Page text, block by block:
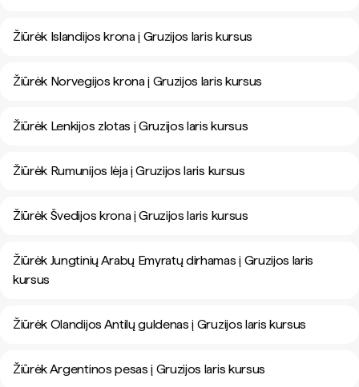
Žiūrėk Islandijos krona į Gruzijos laris kursus
Žiūrėk Norvegijos krona į Gruzijos laris kursus
Žiūrėk Lenkijos zlotas į Gruzijos laris kursus
Žiūrėk Rumunijos lėja į Gruzijos laris kursus
Žiūrėk Švedijos krona į Gruzijos laris kursus
Žiūrėk Jungtinių Arabų Emyratų dirhamas į Gruzijos laris
kursus
Žiūrėk Olandijos Antilų guldenas į Gruzijos laris kursus
Žiūrėk Argentinos pesas į Gruzijos laris kursus